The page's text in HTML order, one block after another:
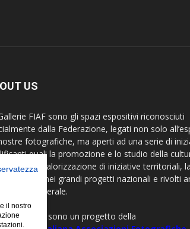
US
FIAF sono gli spazi espositivi riconosciuti
dalla Federazione, legati non solo
fotografiche, ma aperti ad una serie di
quali la promozione e lo studio della
la valorizzazione di iniziative territoriali, la
nei grandi progetti nazionali e rivolti
visive in generale.
FIAF sono un progetto della
il nostro